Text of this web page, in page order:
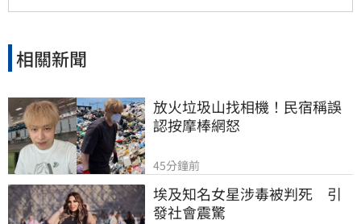
相關新聞
放火垃圾山找相機！民宿稱誤
認按摩棒網怒
45分鐘前
埃及知名女星涉毒被判死　引
發社會震驚